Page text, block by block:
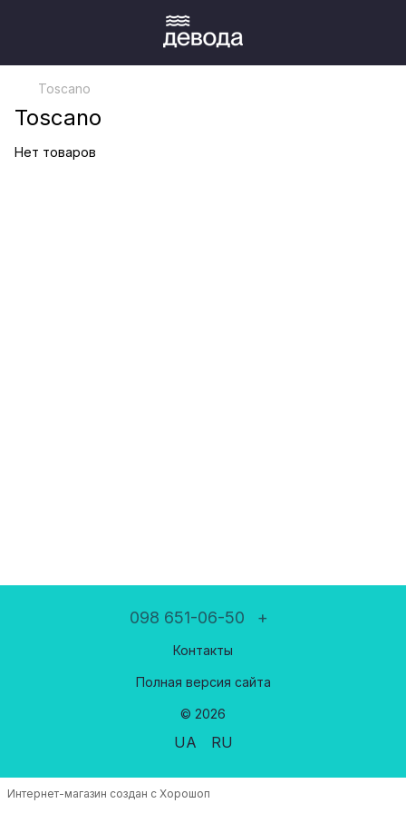
Toscano
Toscano
Нет товаров
098 651-06-50 +
Контакты
Полная версия сайта
© 2026
UA RU
Интернет-магазин создан с Хорошоп